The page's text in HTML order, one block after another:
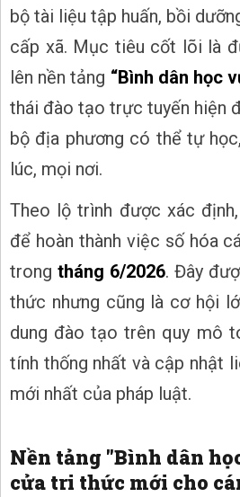
bộ tài liệu tập huấn, bồi
cấp xã. Mục tiêu cốt lõi là
lên nền tảng “Bình dân học
thái đào tạo trực tuyến hiện
bộ địa phương có thể tự
lúc, mọi nơi.
Theo lộ trình được xác
để hoàn thành việc số hóa
trong tháng 6/2026. Đây
thức nhưng cũng là cơ hội
dung đào tạo trên quy mô
tính thống nhất và cập nhật
mới nhất của pháp luật.
Nền tảng "Bình dân
cửa tri thức mới cho